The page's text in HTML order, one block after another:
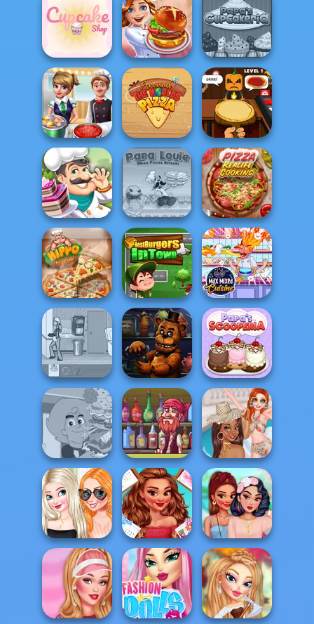
Strawberry
Shortcake
Caillou Chef
Nickelodeon
Cooking Contest
Cupcake Shop Cooking Festival
Papa's
Cupcakeria
Cooking Frenzy
Around the
Worlds Pizza
Halloween
Pizzeria
Cake Shop
Papa Louie:
When Pizzas
Attack
Pizza Real Life
Cooking
Hippo Pizza Chef
Best Burgers In
Town
Max Mixed
Cuisine
The Waitress FNAF Bartender
Papa's
Scooperia
Sandwich
Champion
Pirate Bartender
Captain's Gro...
Princesses
Chillin At The
Pool
Fantasy
Engagement
Ring Design
All Year Round
Fashion Addict...
Spring Baby Doll
Outfit